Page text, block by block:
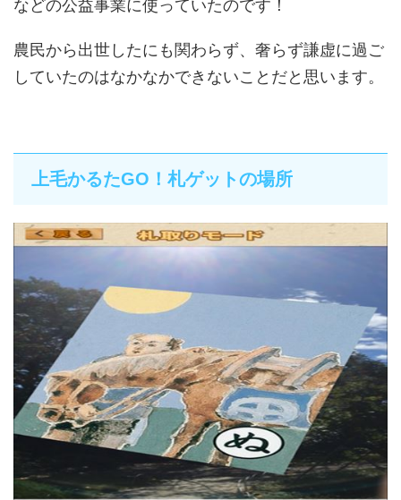
などの公益事業に使っていたのです！
農民から出世したにも関わらず、奢らず謙虚に過ご
していたのはなかなかできないことだと思います。
上毛かるたGO！札ゲットの場所